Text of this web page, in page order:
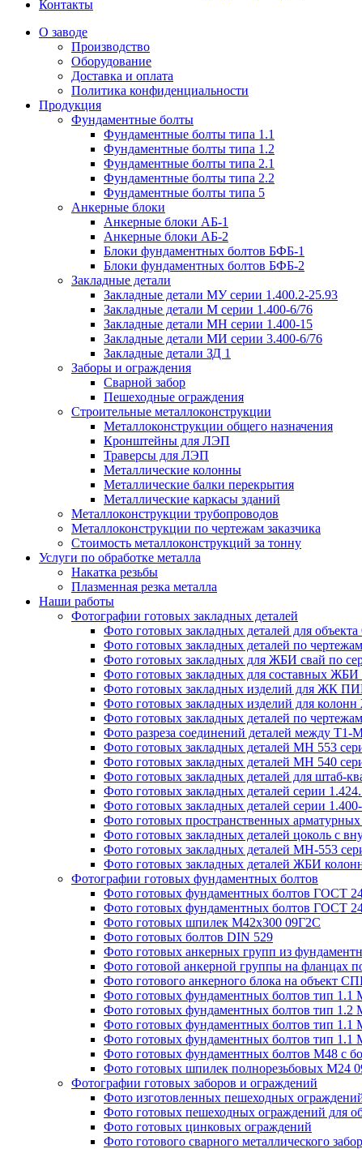
Контакты
О заводе
Производство
Оборудование
Доставка и оплата
Политика конфиденциальности
Продукция
Фундаментные болты
Фундаментные болты типа 1.1
Фундаментные болты типа 1.2
Фундаментные болты типа 2.1
Фундаментные болты типа 2.2
Фундаментные болты типа 5
Анкерные блоки
Анкерные блоки АБ-1
Анкерные блоки АБ-2
Блоки фундаментных болтов БФБ-1
Блоки фундаментных болтов БФБ-2
Закладные детали
Закладные детали МУ серии 1.400.2-25.93
Закладные детали М серии 1.400-6/76
Закладные детали МН серии 1.400-15
Закладные детали МИ серии 3.400-6/76
Закладные детали ЗД 1
Заборы и ограждения
Сварной забор
Пешеходные ограждения
Строительные металлоконструкции
Металлоконструкции общего назначения
Кронштейны для ЛЭП
Траверсы для ЛЭП
Металлические колонны
Металлические балки перекрытия
Металлические каркасы зданий
Металлоконструкции трубопроводов
Металлоконструкции по чертежам заказчика
Cтоимость металлоконструкций за тонну
Услуги по обработке металла
Накатка резьбы
Плазменная резка металла
Наши работы
Фотографии готовых закладных деталей
Фото готовых закладных деталей для
Фото готовых закладных деталей по
Фото готовых закладных для ЖБИ свай по
Фото готовых закладных для составных ЖБИ
Фото готовых закладных изделий для ЖК
Фото готовых закладных изделий для
Фото готовых закладных деталей по
Фото разреза соединений деталей между Т1-
Фото готовых закладных деталей МН 553
Фото готовых закладных деталей МН 540
Фото готовых закладных деталей для штаб-
Фото готовых закладных деталей серии
Фото готовых закладных деталей серии
Фото готовых пространственных арматурных
Фото готовых закладных деталей цоколь с
Фото готовых закладных деталей МН-553
Фото готовых закладных деталей ЖБИ
Фотографии готовых фундаментных болтов
Фото готовых фундаментных болтов ГОСТ
Фото готовых фундаментных болтов ГОСТ
Фото готовых шпилек М42х300 09Г2С
Фото готовых болтов DIN 529
Фото готовых анкерных групп из
Фото готовой анкерной группы на фланцах
Фото готового анкерного блока на объект
Фото готовых фундаментных болтов тип 1.1
Фото готовых фундаментных болтов тип 1.2
Фото готовых фундаментных болтов тип
Фото готовых фундаментных болтов тип
Фото готовых фундаментных болтов М48 с
Фото готовых шпилек полнорезьбовых М24
Фотографии готовых заборов и ограждений
Фото изготовленных пешеходных
Фото готовых пешеходных ограждений для
Фото готовых цинковых ограждений
Фото готового сварного металлического